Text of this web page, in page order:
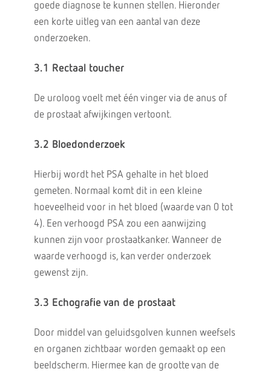
goede diagnose te kunnen stellen. Hieronder
een korte uitleg van een aantal van deze
onderzoeken.
3.1 Rectaal toucher
De uroloog voelt met één vinger via de anus of
de prostaat afwijkingen vertoont.
3.2 Bloedonderzoek
Hierbij wordt het PSA gehalte in het bloed
gemeten. Normaal komt dit in een kleine
hoeveelheid voor in het bloed (waarde van 0 tot
4). Een verhoogd PSA zou een aanwijzing
kunnen zijn voor prostaatkanker. Wanneer de
waarde verhoogd is, kan verder onderzoek
gewenst zijn.
3.3 Echografie van de prostaat
Door middel van geluidsgolven kunnen weefsels
en organen zichtbaar worden gemaakt op een
beeldscherm. Hiermee kan de grootte van de